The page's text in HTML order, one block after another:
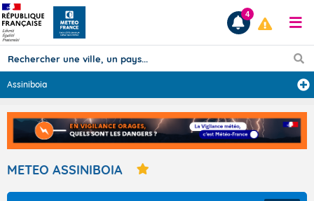
Prévisions
TOUS LES RÉSULTATS
Articles
4
Assiniboia
METEO ASSINIBOIA